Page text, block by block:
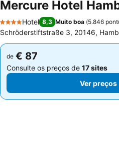
Mercure Hotel
4 Estrelas
Hotel 8,3 Muito boa (5.846
Schröderstiftstraße 3, 20146,
de € 87
Consulte os preços de 17 sites
Ver
de € 87
Consulte os preços de 17 sites
Ver preços